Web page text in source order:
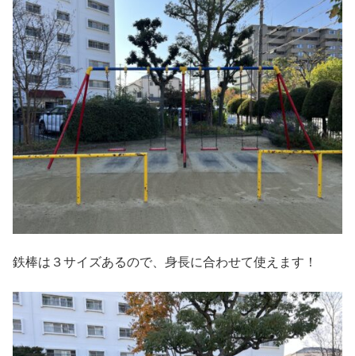
鉄棒は３サイズあるので、身長に合わせて使えます！